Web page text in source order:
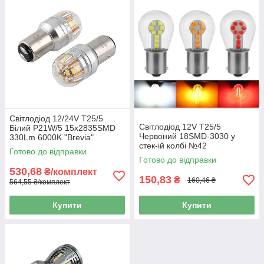
Світлодіод 12/24V T25/5
Білий P21W/5 15x2835SMD
330Lm 6000K "Brevia"
CANbus №10203 (2шт)
Готово до відправки
530,68 ₴/комплект
564,55 ₴/комплект
Купити
Світлодіод 12V Т25/5
Червоний 18SMD-3030 у
стек-ій колбі №42
Готово до відправки
150,83 ₴ 160,46 ₴
Купити